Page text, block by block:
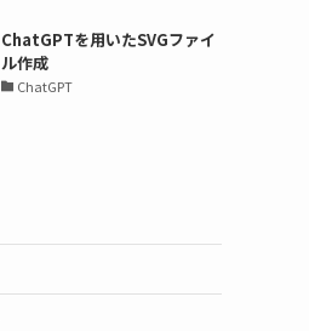
ChatGPTを用いたSVGファイ
ル作成
ChatGPT